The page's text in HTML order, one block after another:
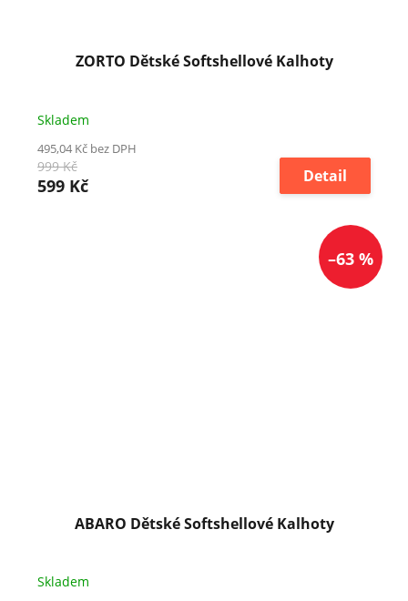
ZORTO Dětské Softshellové Kalhoty
Skladem
495,04 Kč bez DPH
999 Kč
599 Kč Detail
–63 %
ABARO Dětské Softshellové Kalhoty
Skladem